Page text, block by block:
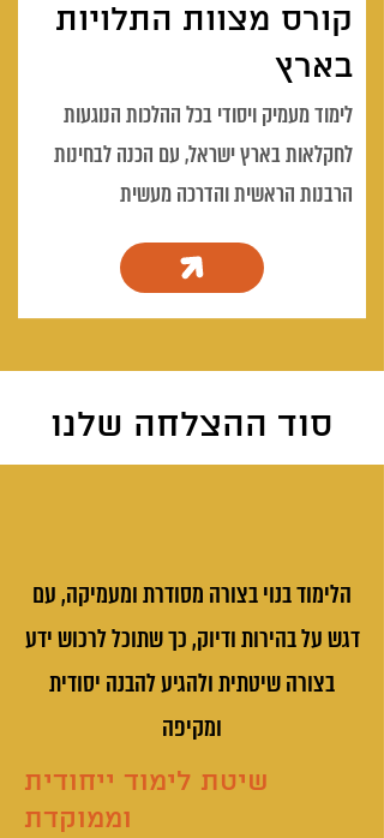
קורס מצוות התלויות
בארץ
לימוד מעמיק ויסודי בכל ההלכות הנוגעות
לחקלאות בארץ ישראל, עם הכנה לבחינות
הרבנות הראשית והדרכה מעשית
סוד ההצלחה שלנו
הלימוד בנוי בצורה מסודרת ומעמיקה, עם
דגש על בהירות ודיוק, כך שתוכל לרכוש ידע
בצורה שיטתית ולהגיע להבנה יסודית
ומקיפה
שיטת לימוד ייחודית
וממוקדת